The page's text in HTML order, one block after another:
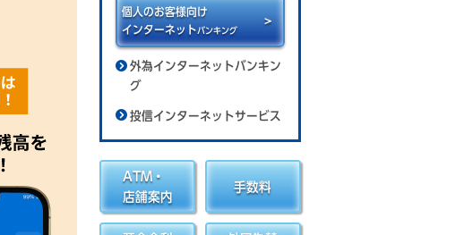
個人のお客様向け
インターネット バンキング
外為インターネットバンキン
グ
投信インターネットサービス
ATM・
店舗案内
手数料